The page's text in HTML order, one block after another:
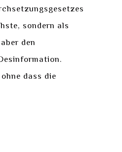
sondern als
den
dass die